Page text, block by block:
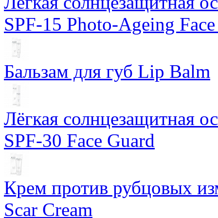
SPF-15 Photo-Ageing
Бальзам для губ Lip Balm
Лёгкая солнцезащитная
SPF-30 Face Guard
Крем против рубцовых
Scar Cream